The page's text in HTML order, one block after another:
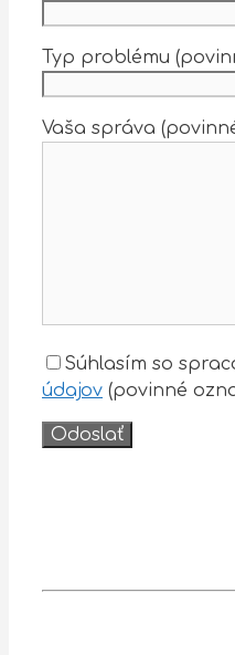
Typ problému
Vaša správa
Súhlasím so
údajov (povinné